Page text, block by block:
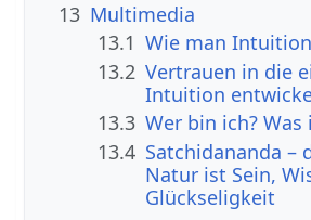
13 Multimedia
13.1 Wie man
13.2 Vertrauen in die
Intuition
13.3 Wer bin ich?
13.4 Satchidananda –
Natur ist Sein,
Glückseligkeit